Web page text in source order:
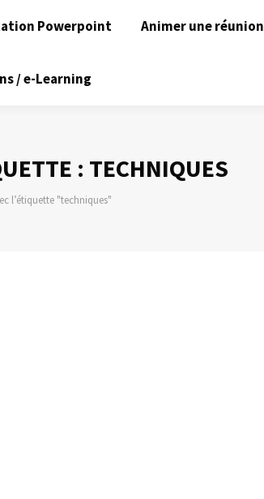
Powerpoint Animer une réunion
/ e-Learning
: TECHNIQUES
l’étiquette "techniques"